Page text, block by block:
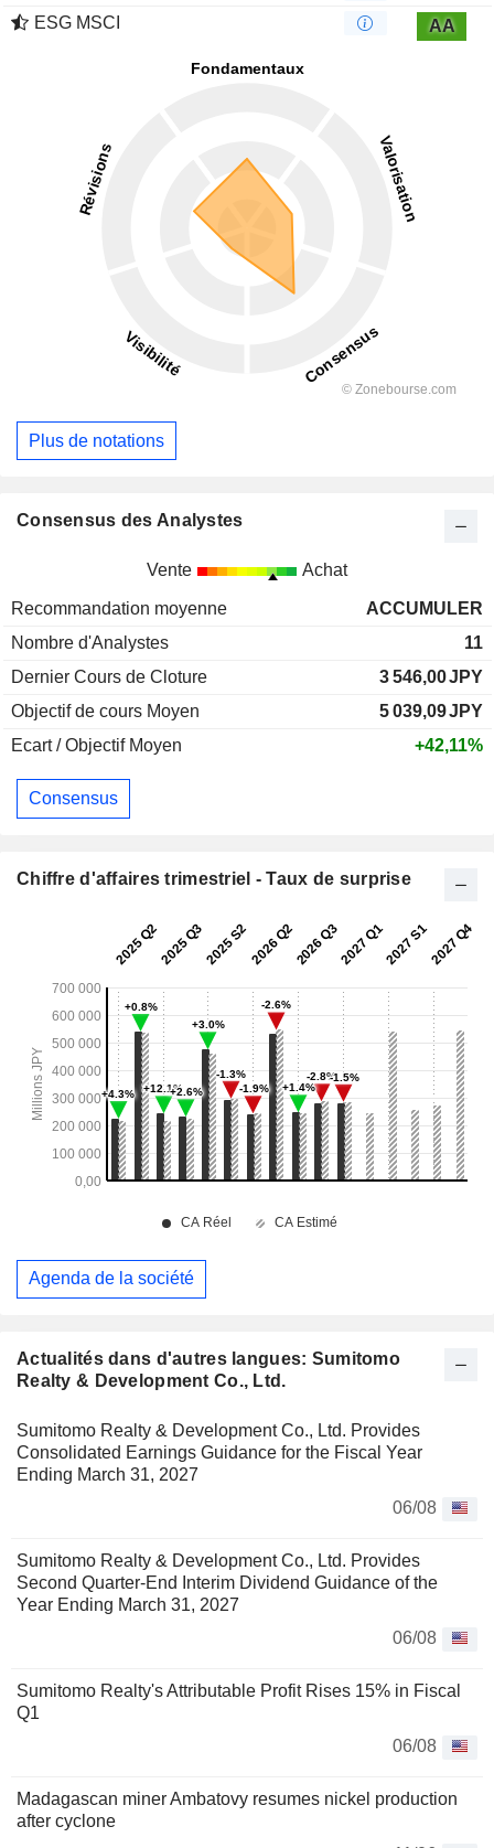
Actualités dans d'autres langues: Sumitomo
Realty & Development Co., Ltd.
Sumitomo Realty & Development Co., Ltd. Provides
Consolidated Earnings Guidance for the Fiscal Year
Ending March 31, 2027
06/08
Sumitomo Realty & Development Co., Ltd. Provides
Second Quarter-End Interim Dividend Guidance of the
Year Ending March 31, 2027
06/08
Sumitomo Realty's Attributable Profit Rises 15% in Fiscal
Q1
06/08
Madagascan miner Ambatovy resumes nickel production
after cyclone
ESG MSCI
AA
Plus de notations
Consensus des Analystes
Vente Achat
Recommandation moyenne
ACCUMULER
Nombre d'Analystes
11
Dernier Cours de Cloture
3 546,00JPY
Objectif de cours Moyen
5 039,09JPY
Ecart / Objectif Moyen
+42,11%
Consensus
Chiffre d'affaires trimestriel - Taux de surprise
Agenda de la société